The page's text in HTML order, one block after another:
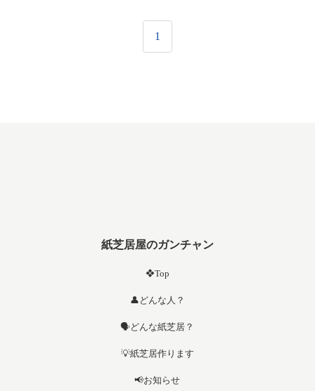
1
紙芝居屋のガンチャン
❖Top
👤どんな人？
🗣️どんな紙芝居？
💡紙芝居作ります
📢お知らせ